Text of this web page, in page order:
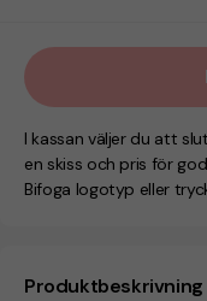
Produktbeskrivning
I kassan väljer du att
en skiss och pris för
Bifoga logotyp eller